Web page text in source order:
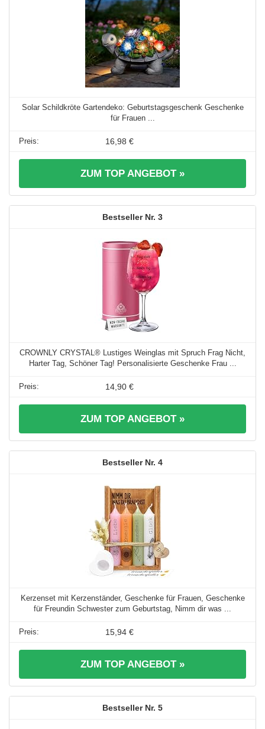
Solar Schildkröte Gartendeko: Geburtstagsgeschenk Geschenke
für Frauen ...
16,98 €
ZUM TOP ANGEBOT »
3
CROWNLY CRYSTAL® Lustiges Weinglas mit Spruch Frag Nicht,
Harter Tag, Schöner Tag! Personalisierte Geschenke Frau ...
14,90 €
ZUM TOP ANGEBOT »
4
Kerzenset mit Kerzenständer, Geschenke für Frauen, Geschenke
für Freundin Schwester zum Geburtstag, Nimm dir was ...
15,94 €
ZUM TOP ANGEBOT »
5